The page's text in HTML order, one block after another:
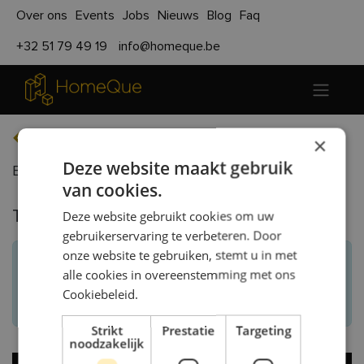
Over ons Events Jobs Nieuws Blog Faq
+32 51 79 49 19 info@homeque.be
Bouwbeurs Roeselare
Tickets
gesloten
Registraties gesloten
×
Deze website maakt gebruik
van cookies.
Deze website gebruikt cookies om uw
gebruikerservaring te verbeteren. Door
onze website te gebruiken, stemt u in met
alle cookies in overeenstemming met ons
Cookiebeleid.
Strikt
noodzakelijk
Prestatie Targeting